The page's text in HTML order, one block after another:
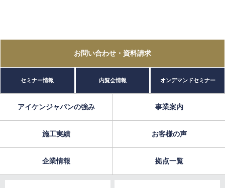
お問い合わせ ・資料請求
セミナー情報 内覧会情報 オンデマンドセミナー
アイケンジャパンの強み 事業案内
施工実績 お客様の声
企業情報 拠点一覧